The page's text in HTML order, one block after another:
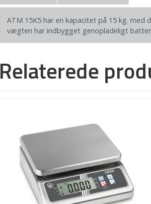
ATM 15K5 har en kapacitet på 15 kg. med
vægten har indbygget genopladeligt
Relaterede